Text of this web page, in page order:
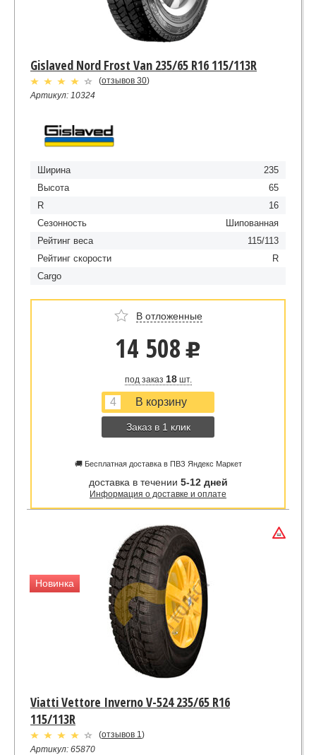
Gislaved Nord Frost Van 235/65 R16 115/113R
(отзывов 30)
Артикул: 10324
Ширина
235
Высота
65
R
16
Сезонность
Шипованная
Рейтинг веса
115/113
Рейтинг скорости
R
Cargo
В отложенные
14 508 u
под заказ 18шт.
Заказ в 1 клик
🚚 Бесплатная доставка в ПВЗ Яндекс Маркет
доставка в течении 5-12 дней
Информация о доставке и оплате
Новинка
Viatti Vettore Inverno V-524 235/65 R16
115/113R
(отзывов 1 )
Артикул: 65870